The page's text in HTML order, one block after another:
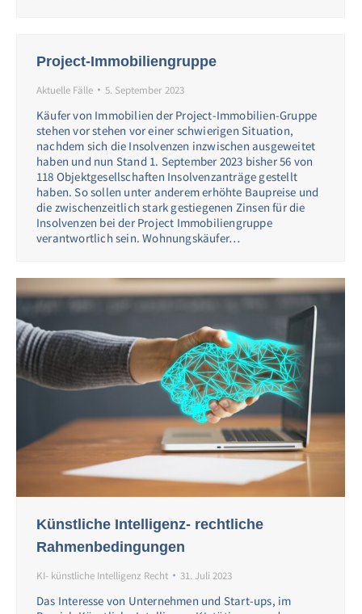
Project-Immobiliengruppe
Aktuelle Fälle 5. September 2023
Käufer von Immobilien der Project-Immobilien-Gruppe
stehen vor stehen vor einer schwierigen Situation,
nachdem sich die Insolvenzen inzwischen ausgeweitet
haben und nun Stand 1. September 2023 bisher 56 von
118 Objektgesellschaften Insolvenzanträge gestellt
haben. So sollen unter anderem erhöhte Baupreise und
die zwischenzeitlich stark gestiegenen Zinsen für die
Insolvenzen bei der Project Immobiliengruppe
verantwortlich sein. Wohnungskäufer…
Künstliche Intelligenz- rechtliche
Rahmenbedingungen
KI- künstliche Intelligenz Recht 31. Juli 2023
Das Interesse von Unternehmen und Start-ups, im